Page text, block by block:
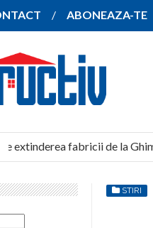
ABONEAZA-TE
fabricii de la
STIRI